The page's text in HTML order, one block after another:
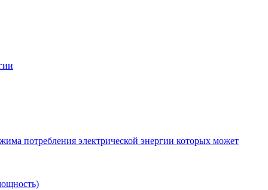
потребления электрической энергии которых может